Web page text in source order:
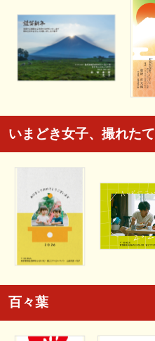
いまどき女子、撮れたて
百々葉